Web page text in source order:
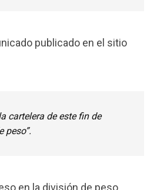
publicado en el sitio
cartelera de este fin de
peso”.
en la división de peso